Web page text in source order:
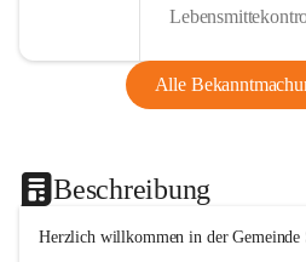
Alle
Beschreibung
Herzlich willkommen in der Gemeinde